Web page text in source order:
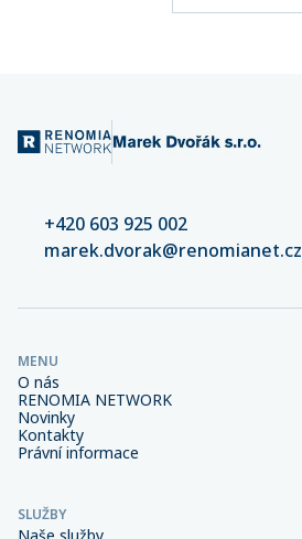
+420 603 925 002
marek.dvorak@renomianet.cz
MENU
O nás
RENOMIA NETWORK
Novinky
Kontakty
Právní informace
SLUŽBY
Naše služby